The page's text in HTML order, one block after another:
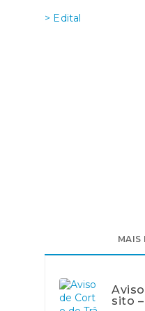
> Edital
MAIS
sito